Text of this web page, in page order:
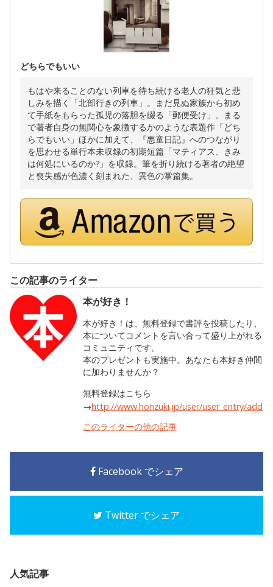
どちらでもいい
もはや来ることのない列車を待ち続ける老人の狂気と悲
しみを描く「北部行きの列車」。まだ見ぬ家族から初め
て手紙をもらった孤児の落胆を綴る「郵便受け」。まる
で著者自身の無関心を象徴するかのような表題作「どち
らでもいい」ほかに加えて、『悪童日記』へのつながり
を思わせる単行本未収録の初期短篇「マティアス、きみ
は何処にいるのか?」を収録。筆を折り続ける著者の絶望
と喪失感が色濃く刻まれた、異色の掌篇集。
この記事のライター
本が好き！
本が好き！は、無料登録で書評を投稿したり、
本についてコメントを言い合って盛り上がれる
コミュニティです。
本のプレゼントも実施中。あなたも本好き仲間
に加わりませんか？
無料登録はこちら
→http://www.honzuki.jp/user/user_entry/
このライターの他の記事
Facebook でシェア
Twitter でシェア
人気記事